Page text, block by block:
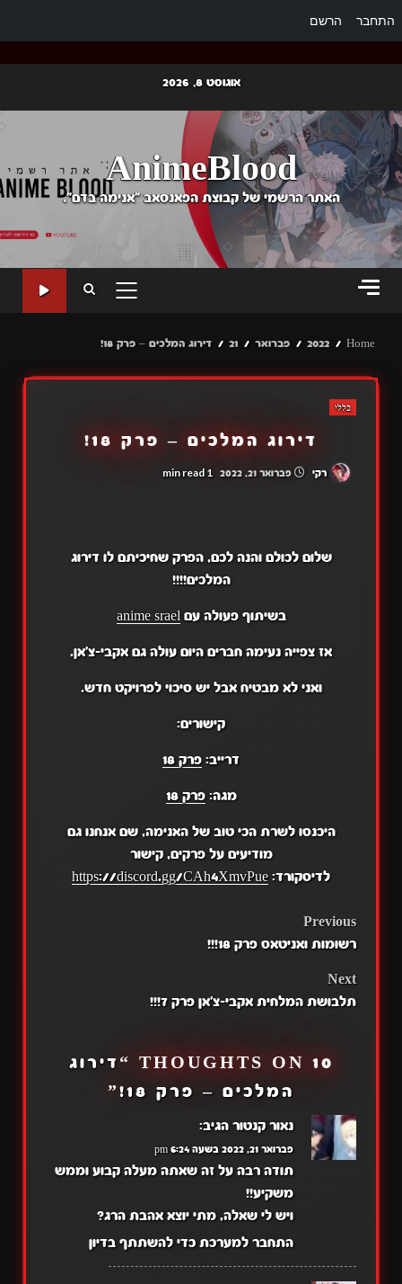
התחבר הרשם
content
אוגוסט 8, 2026
AnimeBlood
האתר הרשמי של קבוצת הפאנסאב "אנימה בדם".
PRIMARY
Home
2022 פברואר 21 דירוג המלכים – פרק 18!
כללי
דירוג המלכים – פרק 18!
רקי פברואר 21, 2022 1 min read
שלום לכולם והנה לכם, הפרק שחיכיתם לו דירוג
המלכים!!!!
בשיתוף פעולה עם anime srael
אז צפייה נעימה חברים היום עולה גם אקבי-צ'אן.
ואני לא מבטיח אבל יש סיכוי לפרויקט חדש.
קישורים:
דרייב: פרק 18
מגה:פרק 18
היכנסו לשרת הכי טוב של האנימה, שם אנחנו גם
מודיעים על פרקים, קישור
לדיסקורד: https://discord.gg/CAh4XmvPue
POST
Previous
רשומות ואניטאס פרק 18!!!
Next
תלבושת המלחית אקבי-צ'אן פרק 7!!!
10 THOUGHTS ON “
דירוג
המלכים – פרק 18!
”
נאור קנטור הגיב:
פברואר 21, 2022 בשעה 6:24 pm
תודה רבה על זה שאתה מעלה קבוע וממש
משקיע!!
ויש לי שאלה, מתי יוצא אהבת הרג?
התחבר למערכת כדי להשתתף בדיון